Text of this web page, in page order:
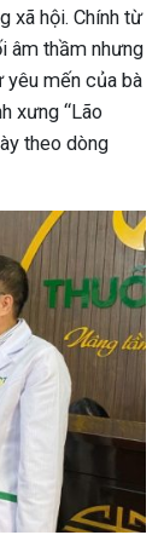
xã hội. Chính từ
âm thầm nhưng
yêu mến của bà
xưng “Lão
theo dòng